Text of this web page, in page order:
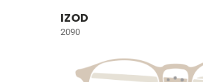
IZOD
2090